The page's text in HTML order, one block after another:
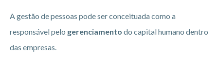
A gestão de pessoas pode ser conceituada como a
responsável pelo gerenciamento do capital humano dentro
das empresas.